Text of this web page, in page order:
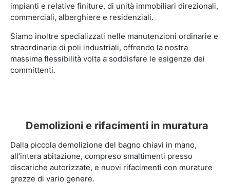
impianti e relative finiture, di unità immobiliari direzionali,
commerciali, alberghiere e residenziali.
Siamo inoltre specializzati nelle manutenzioni ordinarie e
straordinarie di poli industriali, offrendo la nostra
massima flessibilità volta a soddisfare le esigenze dei
committenti.
Demolizioni e rifacimenti in muratura
Dalla piccola demolizione del bagno chiavi in mano,
all’intera abitazione, compreso smaltimenti presso
discariche autorizzate, e nuovi rifacimenti con murature
grezze di vario genere.